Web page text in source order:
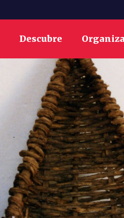
Descubre Organiza